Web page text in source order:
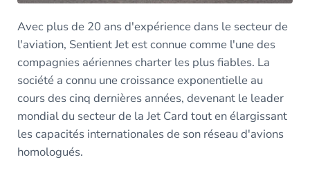
Avec plus de 20 ans d'expérience dans le secteur de
l'aviation, Sentient Jet est connue comme l'une des
compagnies aériennes charter les plus fiables. La
société a connu une croissance exponentielle au
cours des cinq dernières années, devenant le leader
mondial du secteur de la Jet Card tout en élargissant
les capacités internationales de son réseau d'avions
homologués.